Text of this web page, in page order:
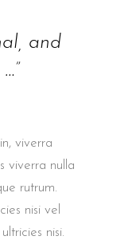
and
viverra
viverra nulla
rutrum.
nisi vel
nisi.